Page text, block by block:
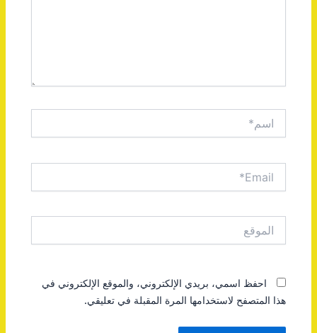
احفظ اسمي، بريدي الإلكتروني، والموقع الإلكتروني في
هذا المتصفح لاستخدامها المرة المقبلة في تعليقي.